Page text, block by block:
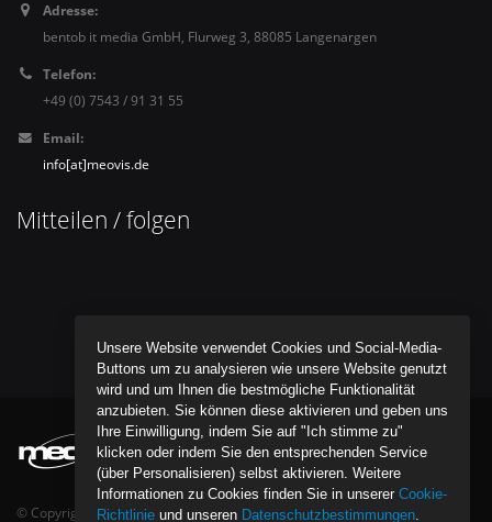
Adresse:
bentob it media GmbH, Flurweg 3, 88085 Langenargen
Telefon:
+49 (0) 7543 / 91 31 55
Email:
info[at]meovis.de
Mitteilen / folgen
© Copyright bentob it media GmbH - All Rights Reserved.
Unsere Website verwendet Cookies und Social-Media-
Buttons um zu analysieren wie unsere Website genutzt
wird und um Ihnen die bestmögliche Funktionalität
anzubieten. Sie können diese aktivieren und geben uns
Ihre Einwilligung, indem Sie auf "Ich stimme zu"
klicken oder indem Sie den entsprechenden Service
(über Personalisieren) selbst aktivieren. Weitere
Informationen zu Cookies finden Sie in unserer Cookie-
Richtlinie und unseren Datenschutzbestimmungen.